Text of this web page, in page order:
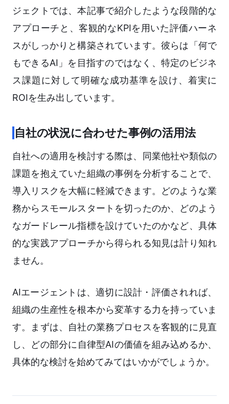
ジェクトでは、本記事で紹介したような段階的な
アプローチと、客観的なKPIを用いた評価ハーネ
スがしっかりと構築されています。彼らは「何で
もできるAI」を目指すのではなく、特定のビジネ
ス課題に対して明確な成功基準を設け、着実に
ROIを生み出しています。
自社の状況に合わせた事例の活用法
自社への適用を検討する際は、同業他社や類似の
課題を抱えていた組織の事例を分析することで、
導入リスクを大幅に軽減できます。どのような業
務からスモールスタートを切ったのか、どのよう
なガードレール指標を設けていたのかなど、具体
的な実践アプローチから得られる知見は計り知れ
ません。
AIエージェントは、適切に設計・評価されれば、
組織の生産性を根本から変革する力を持っていま
す。まずは、自社の業務プロセスを客観的に見直
し、どの部分に自律型AIの価値を組み込めるか、
具体的な検討を始めてみてはいかがでしょうか。